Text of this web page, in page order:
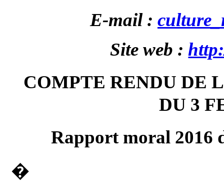
E-mail :
Site web :
COMPTE RENDU DE
DU 3
Rapport moral 2016
�